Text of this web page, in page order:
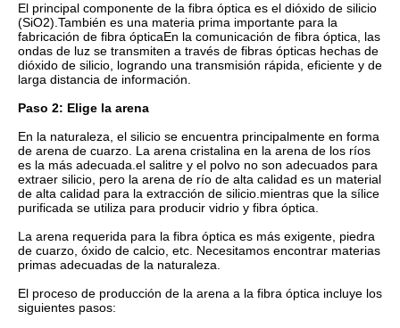
El principal componente de la fibra óptica es el dióxido de silicio
(SiO2).También es una materia prima importante para la
fabricación de fibra ópticaEn la comunicación de fibra óptica, las
ondas de luz se transmiten a través de fibras ópticas hechas de
dióxido de silicio, logrando una transmisión rápida, eficiente y de
larga distancia de información.
Paso 2: Elige la arena
En la naturaleza, el silicio se encuentra principalmente en forma
de arena de cuarzo. La arena cristalina en la arena de los ríos
es la más adecuada.el salitre y el polvo no son adecuados para
extraer silicio, pero la arena de río de alta calidad es un material
de alta calidad para la extracción de silicio.mientras que la sílice
purificada se utiliza para producir vidrio y fibra óptica.
La arena requerida para la fibra óptica es más exigente, piedra
de cuarzo, óxido de calcio, etc. Necesitamos encontrar materias
primas adecuadas de la naturaleza.
El proceso de producción de la arena a la fibra óptica incluye los
siguientes pasos: